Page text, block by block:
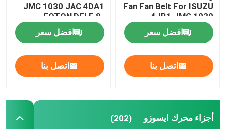
Fan Fan Belt For ISUZU
4JB1 JMC 1030
افضل سعر
اتصل بنا
JMC 1030 JAC 4DA1
FOTON DFLE 8-
97378148-0
افضل سعر
اتصل بنا
أجزاء محرك ايسوزو (202)